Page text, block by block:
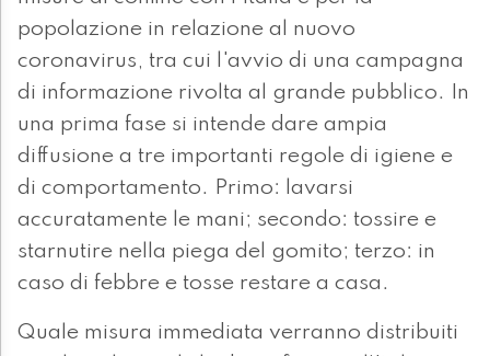
popolazione in relazione al nuovo
coronavirus, tra cui l'avvio di una campagna
di informazione rivolta al grande pubblico. In
una prima fase si intende dare ampia
diffusione a tre importanti regole di igiene e
di comportamento. Primo: lavarsi
accuratamente le mani; secondo: tossire e
starnutire nella piega del gomito; terzo: in
caso di febbre e tosse restare a casa.
Quale misura immediata verranno distribuiti